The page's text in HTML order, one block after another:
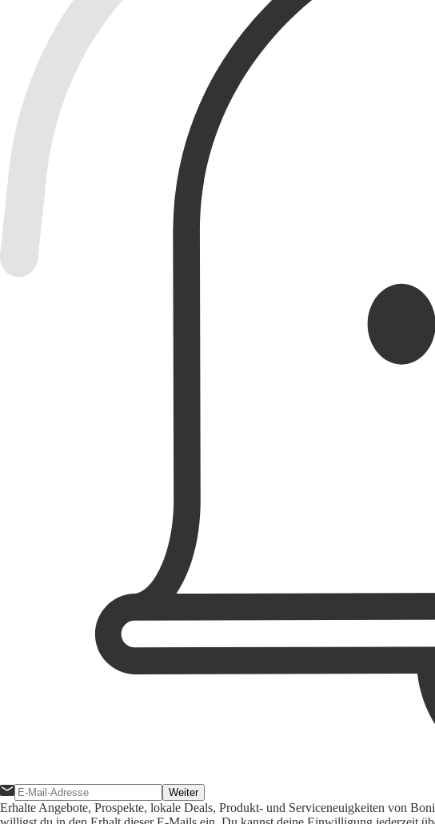
Weiter
Erhalte Angebote, Prospekte, lokale Deals, Produkt- und Serviceneuigkeiten von